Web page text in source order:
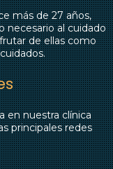
más de 27 años,
necesario al cuidado
de ellas como
en nuestra clínica
principales redes